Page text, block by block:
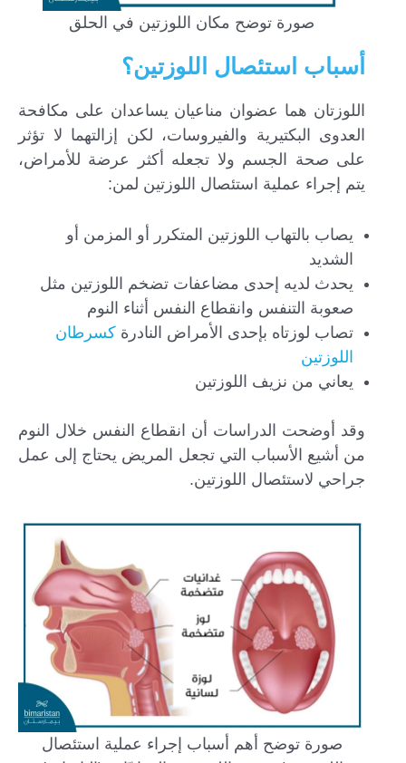
صورة توضح مكان اللوزتين في الحلق
أسباب استئصال اللوزتين؟
اللوزتان هما عضوان مناعيان يساعدان على مكافحة
العدوى البكتيرية والفيروسات، لكن إزالتهما لا تؤثر
على صحة الجسم ولا تجعله أكثر عرضة للأمراض،
يتم إجراء عملية استئصال اللوزتين لمن:
يصاب بالتهاب اللوزتين المتكرر أو المزمن أو
الشديد
يحدث لديه إحدى مضاعفات تضخم اللوزتين مثل
صعوبة التنفس وانقطاع النفس أثناء النوم
تصاب لوزتاه بإحدى الأمراض النادرة كسرطان
اللوزتين
يعاني من نزيف اللوزتين
وقد أوضحت الدراسات أن انقطاع النفس خلال النوم
من أشيع الأسباب التي تجعل المريض يحتاج إلى عمل
جراحي لاستئصال اللوزتين.
صورة توضح أهم أسباب إجراء عملية استئصال